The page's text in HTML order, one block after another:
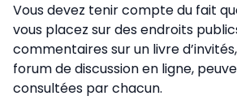
Vous devez tenir compte du fait
vous placez sur des endroits
commentaires sur un livre
forum de discussion en ligne,
consultées par chacun.